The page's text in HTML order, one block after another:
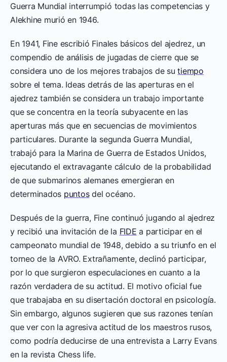
Guerra Mundial interrumpió todas las competencias y
Alekhine murió en 1946.
En 1941, Fine escribió Finales básicos del ajedrez, un
compendio de análisis de jugadas de cierre que se
considera uno de los mejores trabajos de sutiempo
sobre el tema. Ideas detrás de las aperturas en el
ajedrez también se considera un trabajo importante
que se concentra en la teoría subyacente en las
aperturas más que en secuencias de movimientos
particulares. Durante la segunda Guerra Mundial,
trabajó para la Marina de Guerra de Estados Unidos,
ejecutando el extravagante cálculo de la probabilidad
de que submarinos alemanes emergieran en
determinados puntosdel océano.
Después de la guerra, Fine continuó jugando al ajedrez
y recibió una invitación de la FIDE a participar en el
campeonato mundial de 1948, debido a su triunfo en el
torneo de la AVRO. Extrañamente, declinó participar,
por lo que surgieron especulaciones en cuanto a la
razón verdadera de su actitud. El motivo oficial fue
que trabajaba en su disertación doctoral en psicología.
Sin embargo, algunos sugieren que sus razones tenían
que ver con la agresiva actitud de los maestros rusos,
como podría deducirse de una entrevista a Larry Evans
en la revista Chess life.